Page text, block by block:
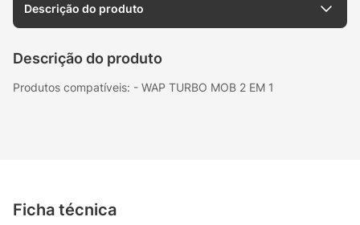
Descrição do produto
Descrição do produto
Produtos compatíveis: - WAP TURBO MOB 2 EM 1
Ficha técnica